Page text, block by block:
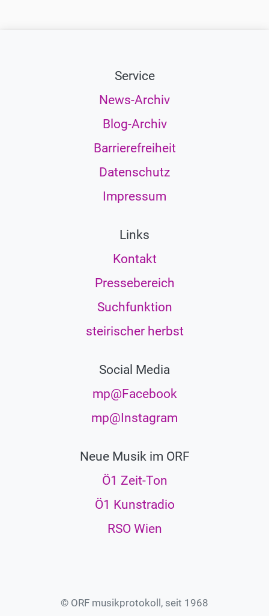
Service
News-Archiv
Blog-Archiv
Barrierefreiheit
Datenschutz
Impressum
Links
Kontakt
Pressebereich
Suchfunktion
steirischer herbst
Social Media
mp@Facebook
mp@Instagram
Neue Musik im ORF
Ö1 Zeit-Ton
Ö1 Kunstradio
RSO Wien
© ORF musikprotokoll, seit 1968